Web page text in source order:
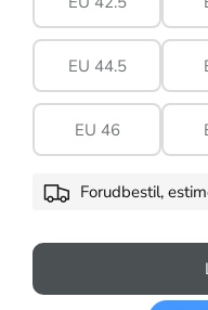
EU 44.5
EU 46
Forudbestil,